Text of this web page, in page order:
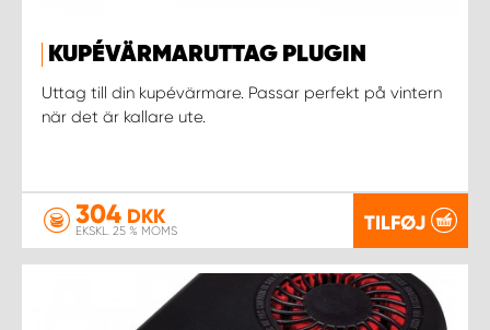
KUPÉVÄRMARUTTAG PLUGIN
Uttag till din kupévärmare. Passar perfekt på vintern
när det är kallare ute.
304 DKK
EKSKL. 25 % MOMS TILFØJ